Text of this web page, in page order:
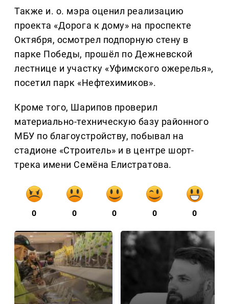
Также и. о. мэра оценил реализацию
проекта «Дорога к дому» на проспекте
Октября, осмотрел подпорную стену в
парке Победы, прошёл по Дежневской
лестнице и участку «Уфимского ожерелья»,
посетил парк «Нефтехимиков».
Кроме того, Шарипов проверил
материально-техническую базу районного
МБУ по благоустройству, побывал на
стадионе «Строитель» и в центре шорт-
трека имени Семёна Елистратова.
0 0 0 0 0